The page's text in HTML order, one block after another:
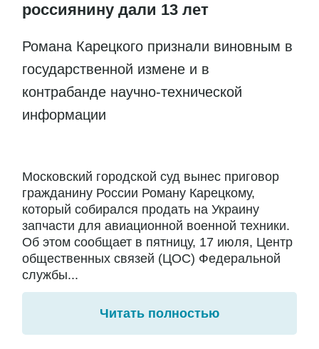
россиянину дали 13 лет
Романа Карецкого признали виновным в
государственной измене и в
контрабанде научно-технической
информации
Московский городской суд вынес приговор
гражданину России Роману Карецкому,
который собирался продать на Украину
запчасти для авиационной военной техники.
Об этом сообщает в пятницу, 17 июля, Центр
общественных связей (ЦОС) Федеральной
службы...
Читать полностью